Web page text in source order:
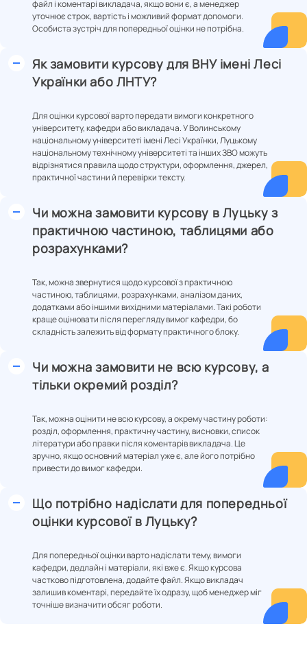
файл і коментарі викладача, якщо вони є, а менеджер
уточнює строк, вартість і можливий формат допомоги.
Особиста зустріч для попередньої оцінки не потрібна.
Як замовити курсову для ВНУ імені Лесі
Українки або ЛНТУ?
Для оцінки курсової варто передати вимоги конкретного
університету, кафедри або викладача. У Волинському
національному університеті імені Лесі Українки, Луцькому
національному технічному університеті та інших ЗВО можуть
відрізнятися правила щодо структури, оформлення, джерел,
практичної частини й перевірки тексту.
Чи можна замовити курсову в Луцьку з
практичною частиною, таблицями або
розрахунками?
Так, можна звернутися щодо курсової з практичною
частиною, таблицями, розрахунками, аналізом даних,
додатками або іншими вихідними матеріалами. Такі роботи
краще оцінювати після перегляду вимог кафедри, бо
складність залежить від формату практичного блоку.
Чи можна замовити не всю курсову, а
тільки окремий розділ?
Так, можна оцінити не всю курсову, а окрему частину роботи:
розділ, оформлення, практичну частину, висновки, список
літератури або правки після коментарів викладача. Це
зручно, якщо основний матеріал уже є, але його потрібно
привести до вимог кафедри.
Що потрібно надіслати для попередньої
оцінки курсової в Луцьку?
Для попередньої оцінки варто надіслати тему, вимоги
кафедри, дедлайн і матеріали, які вже є. Якщо курсова
частково підготовлена, додайте файл. Якщо викладач
залишив коментарі, передайте їх одразу, щоб менеджер міг
точніше визначити обсяг роботи.